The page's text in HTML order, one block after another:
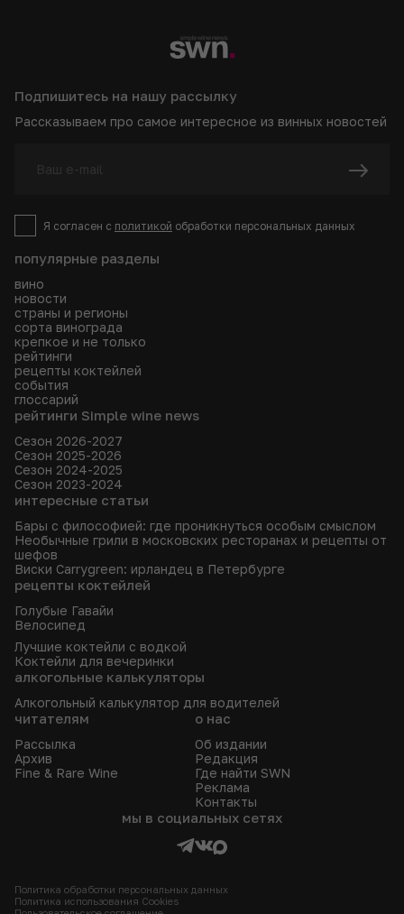
популярные разделы
вино
новости
страны и регионы
сорта винограда
крепкое и не только
рейтинги
рецепты коктейлей
события
глоссарий
рейтинги Simple wine news
Сезон 2026-2027
Сезон 2025-2026
Сезон 2024-2025
Сезон 2023-2024
интересные статьи
Бары с философией: где проникнуться особым смыслом
Необычные грили в московских ресторанах и рецепты от
шефов
Виски Carrygreen: ирландец в Петербурге
рецепты коктейлей
Голубые Гавайи
Велосипед
Лучшие коктейли с водкой
Коктейли для вечеринки
алкогольные калькуляторы
Алкогольный калькулятор для водителей
читателям
Рассылка
Архив
Fine & Rare Wine
о нас
Об издании
Редакция
Где найти SWN
Реклама
Контакты
Подпишитесь на нашу рассылку
Рассказываем про самое интересное из винных новостей
Я согласен с политикой обработки персональных данных
мы в социальных сетях
Политика обработки персональных данных
Политика использования Сookies